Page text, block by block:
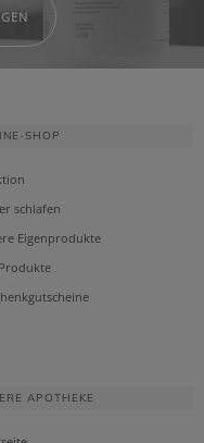
SHOP
schlafen
Eigenprodukte
APOTHEKE